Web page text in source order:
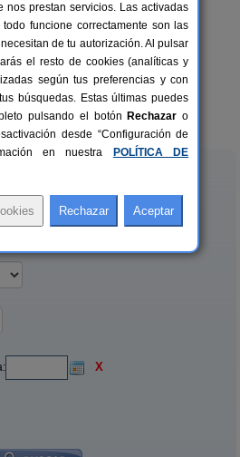
8-10+1 pers.
desde47 €
El Tirabeque
(Burgos)
X
nos prestan servicios. Las activadas
funcione correctamente son las
de tu autorización. Al pulsar
el resto de cookies (analíticas y
según tus preferencias y con
búsquedas. Estas últimas puedes
pulsando el botón Rechazar o
desde “Configuración de
en nuestra
POLÍTICA DE